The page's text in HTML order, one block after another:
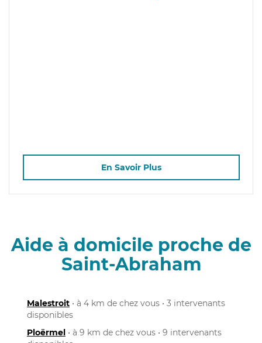
En Savoir Plus
Aide à domicile proche de
Saint-Abraham
Malestroit • à 4 km de chez vous • 3 intervenants
disponibles
Ploërmel • à 9 km de chez vous • 9 intervenants